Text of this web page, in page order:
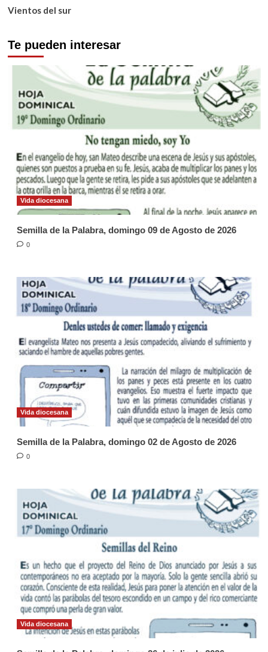
Vientos del sur
Te pueden interesar
Vida diocesana
Semilla de la Palabra, domingo 09 de Agosto de 2026
0
Vida diocesana
Semilla de la Palabra, domingo 02 de Agosto de 2026
0
Vida diocesana